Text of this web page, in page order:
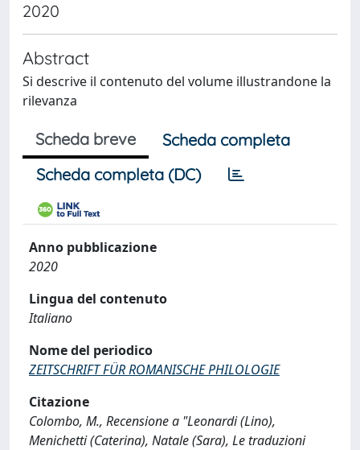
2020
Abstract
Si descrive il contenuto del volume illustrandone la
rilevanza
Scheda breve
Scheda completa
Scheda completa (DC)
Anno pubblicazione
2020
Lingua del contenuto
Italiano
Nome del periodico
ZEITSCHRIFT FÜR ROMANISCHE PHILOLOGIE
Citazione
Colombo, M., Recensione a "Leonardi (Lino),
Menichetti (Caterina), Natale (Sara), Le traduzioni